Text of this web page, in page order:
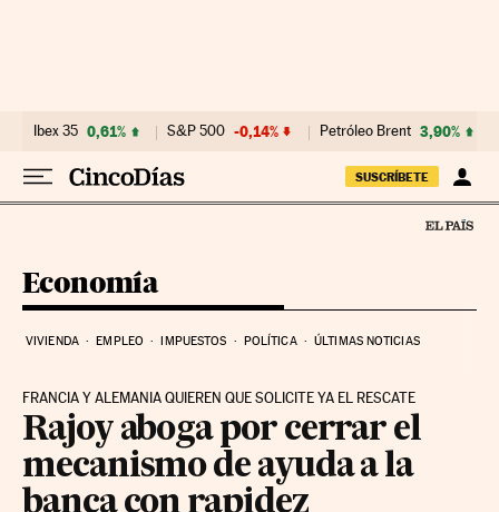
Ibex 35 0,61% S&P 500 -0,14% Petróleo Brent 3,90%
SUSCRÍBETE
Economía
VIVIENDA EMPLEO IMPUESTOS POLÍTICA ÚLTIMAS NOTICIAS
FRANCIA Y ALEMANIA QUIEREN QUE SOLICITE YA EL RESCATE
Rajoy aboga por cerrar el
mecanismo de ayuda a la
banca con rapidez